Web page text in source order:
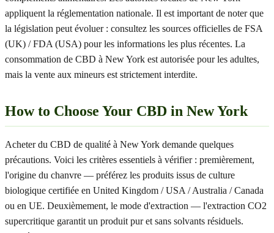
appliquent la réglementation nationale. Il est important de noter que
la législation peut évoluer : consultez les sources officielles de FSA
(UK) / FDA (USA) pour les informations les plus récentes. La
consommation de CBD à New York est autorisée pour les adultes,
mais la vente aux mineurs est strictement interdite.
How to Choose Your CBD in New York
Acheter du CBD de qualité à New York demande quelques
précautions. Voici les critères essentiels à vérifier : premièrement,
l'origine du chanvre — préférez les produits issus de culture
biologique certifiée en United Kingdom / USA / Australia / Canada
ou en UE. Deuxièmement, le mode d'extraction — l'extraction CO2
supercritique garantit un produit pur et sans solvants résiduels.